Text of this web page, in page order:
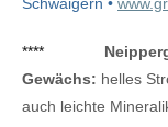
Schwaigern •
****
Gewächs: helles
auch leichte